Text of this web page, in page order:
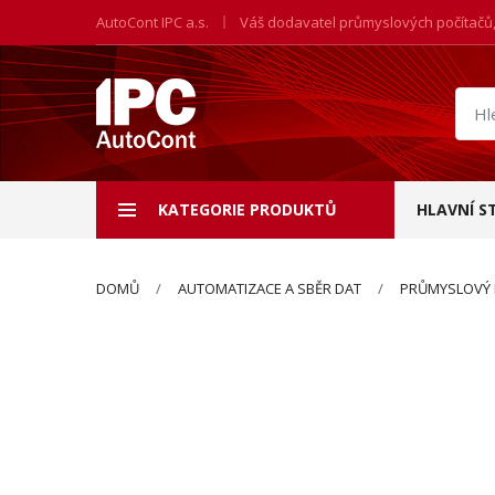
AutoCont IPC a.s. Váš dodavatel průmyslových
KATEGORIE PRODUKTŮ HLAVNÍ
DOMŮ AUTOMATIZACE A SBĚR DAT PRŮMYSLOVÝ